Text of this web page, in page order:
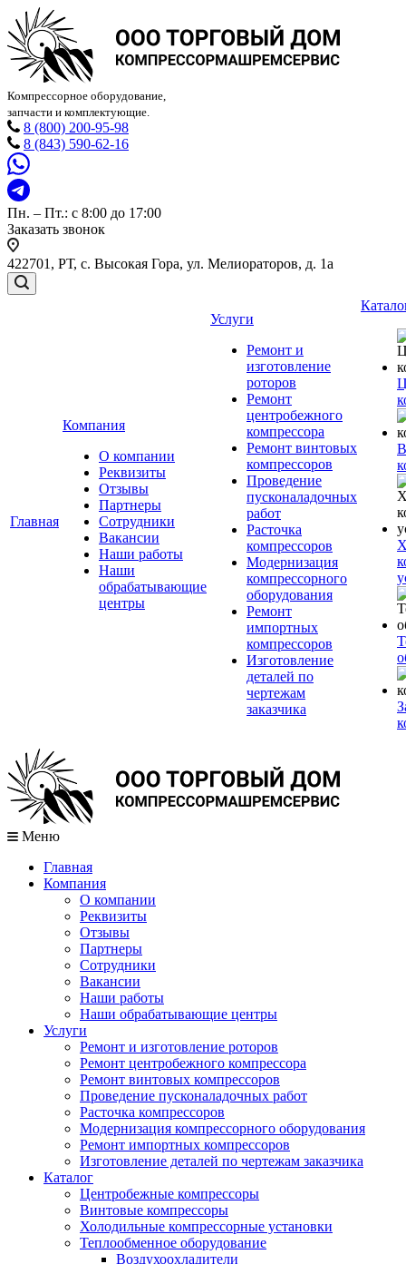
Компрессорное оборудование,
запчасти и комплектующие.
8 (800) 200-95-98
8 (843) 590-62-16
Пн. – Пт.: с 8:00 до 17:00
Заказать звонок
422701, РТ, с. Высокая Гора, ул. Мелиораторов, д. 1а
Главная
Компания
О компании
Реквизиты
Отзывы
Партнеры
Сотрудники
Вакансии
Наши работы
Наши
обрабатывающие
центры
Услуги
Ремонт и
изготовление
роторов
Ремонт
центробежного
компрессора
Ремонт винтовых
компрессоров
Проведение
пусконаладочных
работ
Расточка
компрессоров
Модернизация
компрессорного
оборудования
Ремонт
импортных
компрессоров
Изготовление
деталей по
чертежам
заказчика
Меню
Главная
Компания
О компании
Реквизиты
Отзывы
Партнеры
Сотрудники
Вакансии
Наши работы
Наши обрабатывающие центры
Услуги
Ремонт и изготовление роторов
Ремонт центробежного компрессора
Ремонт винтовых компрессоров
Проведение пусконаладочных работ
Расточка компрессоров
Модернизация компрессорного оборудования
Ремонт импортных компрессоров
Изготовление деталей по чертежам заказчика
Каталог
Центробежные компрессоры
Винтовые компрессоры
Холодильные компрессорные установки
Теплообменное оборудование
Воздухоохладители